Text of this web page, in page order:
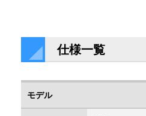
仕様一覧
モデル